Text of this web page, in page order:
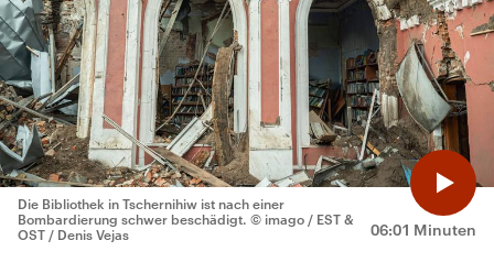
06:01 Minuten
Die Bibliothek in Tschernihiw ist nach einer
Bombardierung schwer beschädigt. © imago / EST &
OST / Denis Vejas